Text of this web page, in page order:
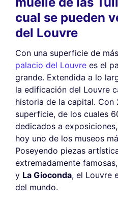
cual se pueden
del Louvre
Con una superficie de
palacio del Louvre es el
grande. Extendida a lo
la edificación del Louvre
historia de la capital. Con
superficie, de los cuales
dedicados a
hoy uno de los museos
Poseyendo piezas
extremadamente
y La Gioconda, el Louvre
del mundo.